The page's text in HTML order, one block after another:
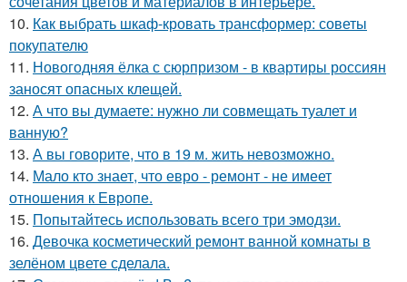
10. Как выбрать шкаф-кровать трансформер: советы
покупателю
11. Новогодняя ёлка с сюрпризом - в квартиры россиян
заносят опасных клещей.
12. А что вы думаете: нужно ли совмещать туалет и
ванную?
13. А вы говорите, что в 19 м. жить невозможно.
14. Мало кто знает, что евро - ремонт - не имеет
отношения к Европе.
15. Попытайтесь использовать всего три эмодзи.
16. Девочка косметический ремонт ванной комнаты в
зелёном цвете сделала.